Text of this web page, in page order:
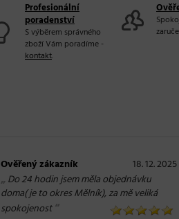
Profesionální
poradenství
S výběrem správného
zboží Vám poradíme -
kontakt.
Ověřený zákazník 18. 12. 2025
„ Do 24 hodin jsem měla objednávku
doma( je to okres Mělník), za mě veliká
spokojenost“